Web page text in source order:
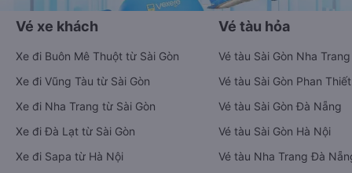
Vé xe khách
Xe đi Buôn Mê Thuột từ Sài Gòn
Xe đi Vũng Tàu từ Sài Gòn
Xe đi Nha Trang từ Sài Gòn
Xe đi Đà Lạt từ Sài Gòn
Xe đi Sapa từ Hà Nội
Vé tàu hỏa
Vé tàu Sài Gòn Nha Trang
Vé tàu Sài Gòn Phan Thiết
Vé tàu Sài Gòn Đà Nẵng
Vé tàu Sài Gòn Hà Nội
Vé tàu Nha Trang Đà